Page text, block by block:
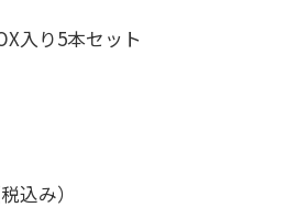
入り5本セット
込み）